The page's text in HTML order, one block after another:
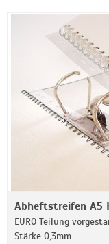
Abheftstreifen A5
EURO Teilung
Stärke 0,3mm